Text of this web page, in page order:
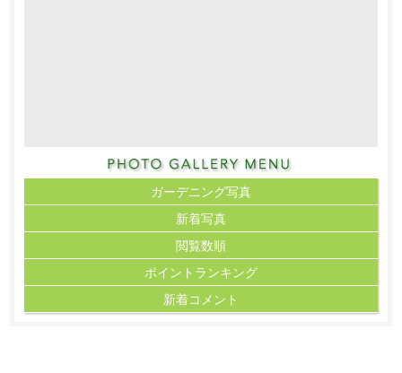
ガーデニング写真
新着写真
閲覧数順
ポイント ランキング
新着コメント